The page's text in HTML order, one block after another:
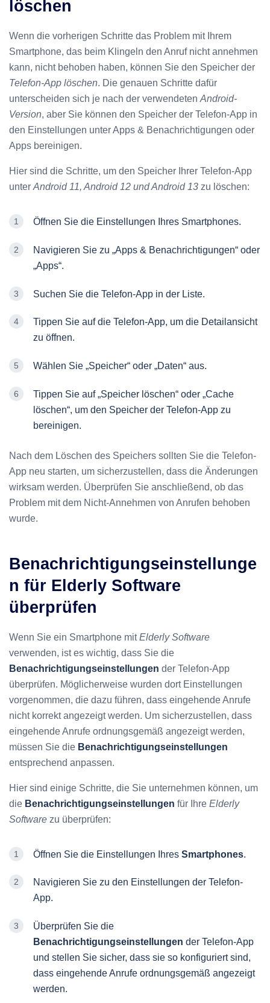
löschen
Wenn die vorherigen Schritte das Problem mit Ihrem
Smartphone, das beim Klingeln den Anruf nicht annehmen
kann, nicht behoben haben, können Sie den Speicher der
Telefon-App löschen. Die genauen Schritte dafür
unterscheiden sich je nach der verwendeten Android-
Version, aber Sie können den Speicher der Telefon-App in
den Einstellungen unter Apps & Benachrichtigungen oder
Apps bereinigen.
Hier sind die Schritte, um den Speicher Ihrer Telefon-App
unter Android 11, Android 12 und Android 13 zu löschen:
Öffnen Sie die Einstellungen Ihres Smartphones.
Navigieren Sie zu „Apps & Benachrichtigungen“ oder
„Apps“.
Suchen Sie die Telefon-App in der Liste.
Tippen Sie auf die Telefon-App, um die Detailansicht
zu öffnen.
Wählen Sie „Speicher“ oder „Daten“ aus.
Tippen Sie auf „Speicher löschen“ oder „Cache
löschen“, um den Speicher der Telefon-App zu
bereinigen.
Nach dem Löschen des Speichers sollten Sie die Telefon-
App neu starten, um sicherzustellen, dass die Änderungen
wirksam werden. Überprüfen Sie anschließend, ob das
Problem mit dem Nicht-Annehmen von Anrufen behoben
wurde.
Benachrichtigungseinstellunge
n für Elderly Software
überprüfen
Wenn Sie ein Smartphone mitElderly Software
verwenden, ist es wichtig, dass Sie die
Benachrichtigungseinstellungen der Telefon-App
überprüfen. Möglicherweise wurden dort Einstellungen
vorgenommen, die dazu führen, dass eingehende Anrufe
nicht korrekt angezeigt werden. Um sicherzustellen, dass
eingehende Anrufe ordnungsgemäß angezeigt werden,
müssen Sie die Benachrichtigungseinstellungen
entsprechend anpassen.
Hier sind einige Schritte, die Sie unternehmen können, um
die Benachrichtigungseinstellungen für Ihre Elderly
Software zu überprüfen:
Öffnen Sie die Einstellungen Ihres Smartphones.
Navigieren Sie zu den Einstellungen der Telefon-
App.
Überprüfen Sie die
Benachrichtigungseinstellungen der Telefon-App
und stellen Sie sicher, dass sie so konfiguriert sind,
dass eingehende Anrufe ordnungsgemäß angezeigt
werden.